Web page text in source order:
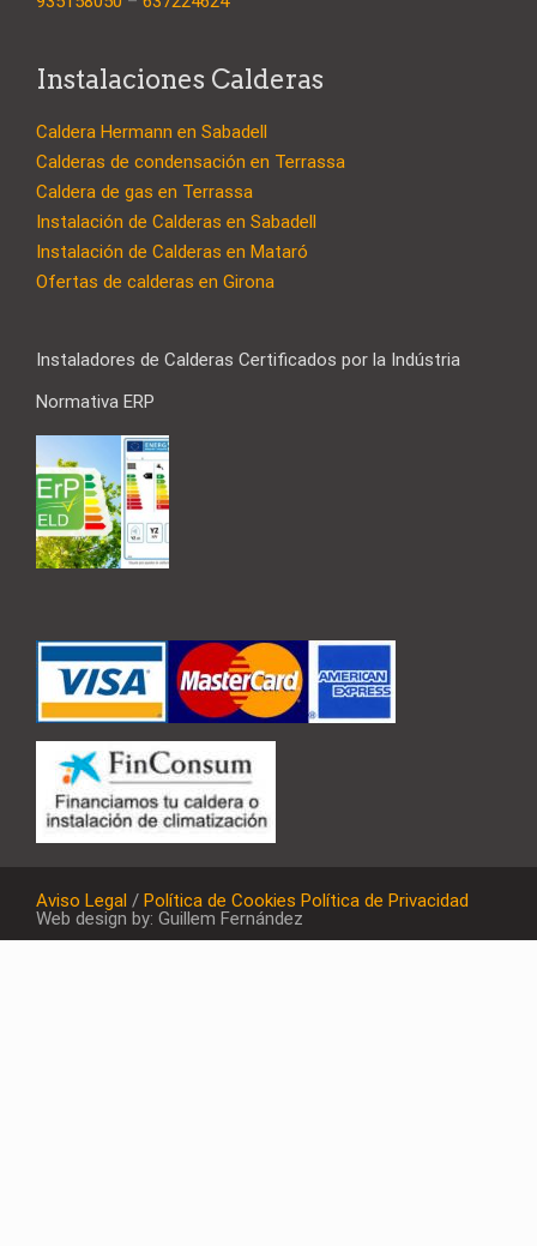
Instalaciones Calderas
Caldera Hermann en Sabadell
Calderas de condensación en Terrassa
Caldera de gas en Terrassa
Instalación de Calderas en Sabadell
Instalación de Calderas en Mataró
Ofertas de calderas en Girona
Instaladores de Calderas Certificados por la Indústria
Normativa ERP
Aviso Legal / Política de Cookies Política de Privacidad
Web design by: Guillem Fernández